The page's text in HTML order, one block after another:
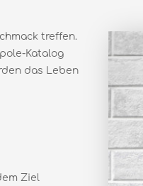
treffen.
Katalog
das Leben
Ziel